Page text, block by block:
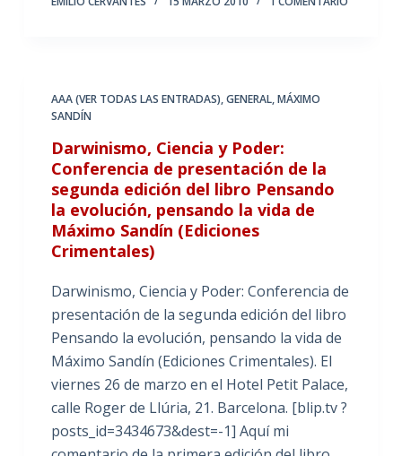
AAA (VER TODAS LAS ENTRADAS),GENERAL,MÁXIMO
SANDÍN
Darwinismo, Ciencia y Poder:
Conferencia de presentación de la
segunda edición del libro Pensando
la evolución, pensando la vida de
Máximo Sandín (Ediciones
Crimentales)
Darwinismo, Ciencia y Poder: Conferencia de
presentación de la segunda edición del libro
Pensando la evolución, pensando la vida de
Máximo Sandín (Ediciones Crimentales). El
viernes 26 de marzo en el Hotel Petit Palace,
calle Roger de Llúria, 21. Barcelona. [blip.tv ?
posts_id=3434673&dest=-1] Aquí mi